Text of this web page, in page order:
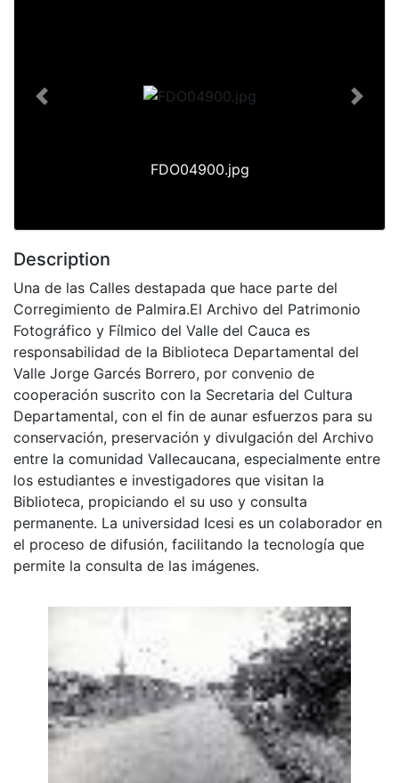
FDO04900.jpg
Previous Next
Description
Una de las Calles destapada que hace parte del
Corregimiento de Palmira.El Archivo del Patrimonio
Fotográfico y Fílmico del Valle del Cauca es
responsabilidad de la Biblioteca Departamental del
Valle Jorge Garcés Borrero, por convenio de
cooperación suscrito con la Secretaria del Cultura
Departamental, con el fin de aunar esfuerzos para su
conservación, preservación y divulgación del Archivo
entre la comunidad Vallecaucana, especialmente entre
los estudiantes e investigadores que visitan la
Biblioteca, propiciando el su uso y consulta
permanente. La universidad Icesi es un colaborador en
el proceso de difusión, facilitando la tecnología que
permite la consulta de las imágenes.